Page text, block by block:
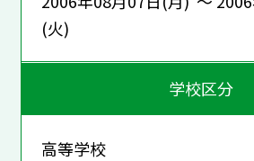
(火)
学校区分
高等学校